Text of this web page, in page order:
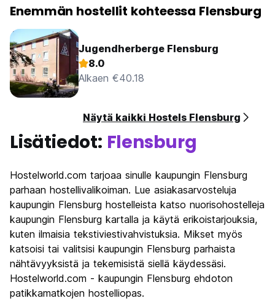
Enemmän hostellit kohteessa Flensburg
Jugendherberge Flensburg
8.0
Alkaen €40.18
Näytä kaikki Hostels Flensburg
Lisätiedot: Flensburg
Hostelworld.com tarjoaa sinulle kaupungin Flensburg
parhaan hostellivalikoiman. Lue asiakasarvosteluja
kaupungin Flensburg hostelleista katso nuorisohostelleja
kaupungin Flensburg kartalla ja käytä erikoistarjouksia,
kuten ilmaisia tekstiviestivahvistuksia. Mikset myös
katsoisi tai valitsisi kaupungin Flensburg parhaista
nähtävyyksistä ja tekemisistä siellä käydessäsi.
Hostelworld.com - kaupungin Flensburg ehdoton
patikkamatkojen hostelliopas.